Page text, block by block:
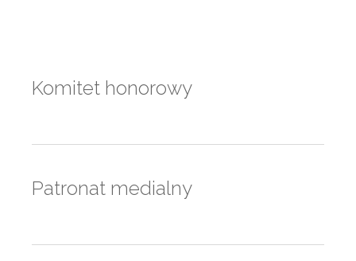
Komitet honorowy
Patronat medialny